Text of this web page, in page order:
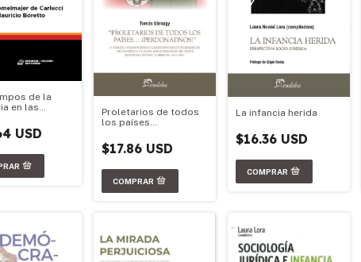
de la
en las
y Chile
USD
Proletarios de todos
los países
$17.86 USD
La infancia herida
$16.36 USD